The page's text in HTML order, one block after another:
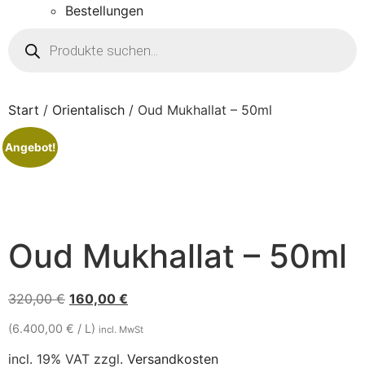
Bestellungen
Start / Orientalisch / Oud Mukhallat – 50ml
Angebot!
Oud Mukhallat – 50ml
320,00€ 160,00 €
(6.400,00 € / L) incl. MwSt
incl. 19% VAT zzgl. Versandkosten